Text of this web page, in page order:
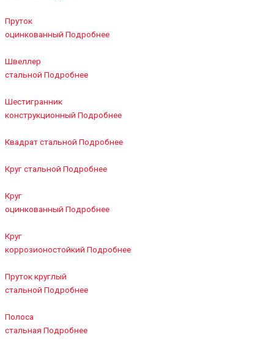
Пруток
оцинкованный Подробнее
Швеллер
стальной Подробнее
Шестигранник
конструкционный Подробнее
Квадрат стальной Подробнее
Круг стальной Подробнее
Круг
оцинкованный Подробнее
Круг
коррозионостойкий Подробнее
Пруток круглый
стальной Подробнее
Полоса
стальная Подробнее